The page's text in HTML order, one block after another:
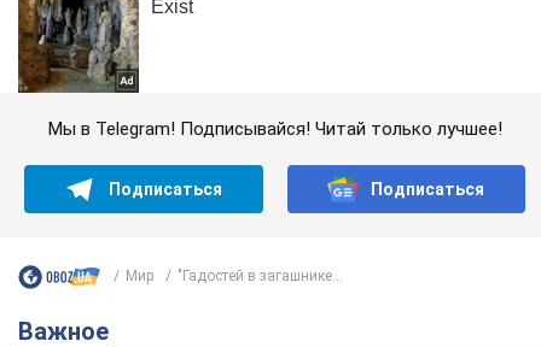
Мы в Telegram! Подписывайся! Читай только лучшее!
Подписаться Подписаться
Мир "Гадостей в загашнике...
Важное